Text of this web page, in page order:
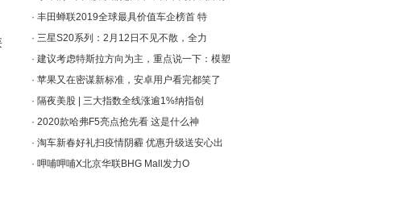
· 丰田蝉联2019全球最具价值车企榜首 特
· 三星S20系列：2月12日不见不散，全力
· 建议考虑特斯拉方向为主，重点说一下：模塑
· 苹果又在密谋新标准，安卓用户看完都笑了
· 隔夜美股 | 三大指数全线涨逾1%纳指创
· 2020款哈弗F5亮点抢先看 这是什么神
· 淘车新春好礼扫疫情阴霾 优惠升级送安心出
· 呷哺呷哺X北京华联BHG Mall发力O